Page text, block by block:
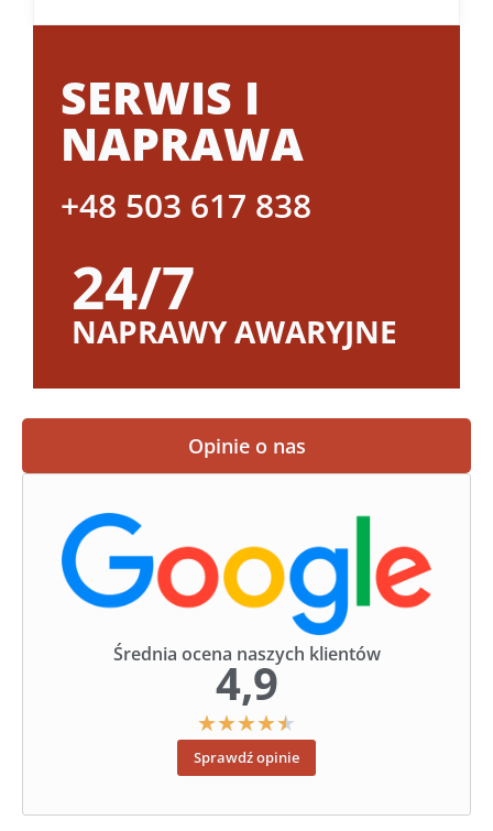
SERWIS I
NAPRAWA
+48 503 617 838
24/7
NAPRAWY AWARYJNE
Opinie o nas
Średnia ocena naszych klientów
4,9
★★★★★
Sprawdź opinie